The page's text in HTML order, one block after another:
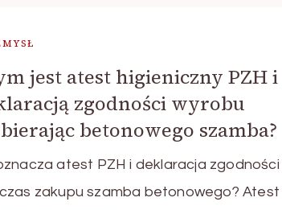
jest atest higieniczny PZH i
zgodności wyrobu
betonowego szamba?
atest PZH i deklaracja zgodności
zakupu szamba betonowego? Atest